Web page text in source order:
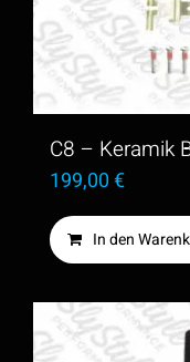
C8 – Keramik
199,00€
In den